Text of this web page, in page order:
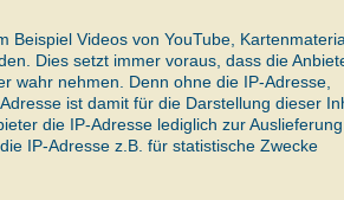
Beispiel Videos von YouTube,
Dies setzt immer voraus, dass die
wahr nehmen. Denn ohne die IP-Adresse,
ist damit für die Darstellung dieser
die IP-Adresse lediglich zur
IP-Adresse z.B. für statistische Zwecke